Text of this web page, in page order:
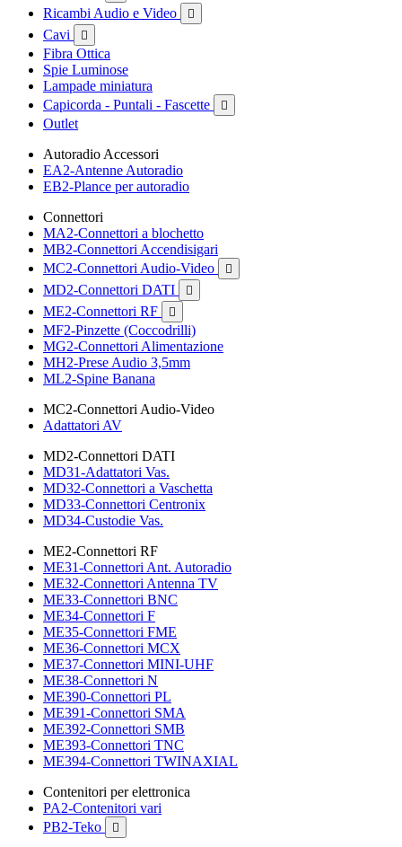
Ricambi Audio e Video 
Cavi 
Fibra Ottica
Spie Luminose
Lampade miniatura
Capicorda - Puntali - Fascette

Outlet
Autoradio Accessori
EA2-Antenne Autoradio
EB2-Plance per autoradio
Connettori
MA2-Connettori a blochetto
MB2-Connettori Accendisigari
MC2-Connettori Audio-Video

MD2-Connettori DATI 
ME2-Connettori RF 
MF2-Pinzette (Coccodrilli)
MG2-Connettori Alimentazione
MH2-Prese Audio 3,5mm
ML2-Spine Banana
MC2-Connettori Audio-Video
Adattatori AV
MD2-Connettori DATI
MD31-Adattatori Vas.
MD32-Connettori a Vaschetta
MD33-Connettori Centronix
MD34-Custodie Vas.
ME2-Connettori RF
ME31-Connettori Ant. Autoradio
ME32-Connettori Antenna TV
ME33-Connettori BNC
ME34-Connettori F
ME35-Connettori FME
ME36-Connettori MCX
ME37-Connettori MINI-UHF
ME38-Connettori N
ME390-Connettori PL
ME391-Connettori SMA
ME392-Connettori SMB
ME393-Connettori TNC
ME394-Connettori TWINAXIAL
Contenitori per elettronica
PA2-Contenitori vari
PB2-Teko
